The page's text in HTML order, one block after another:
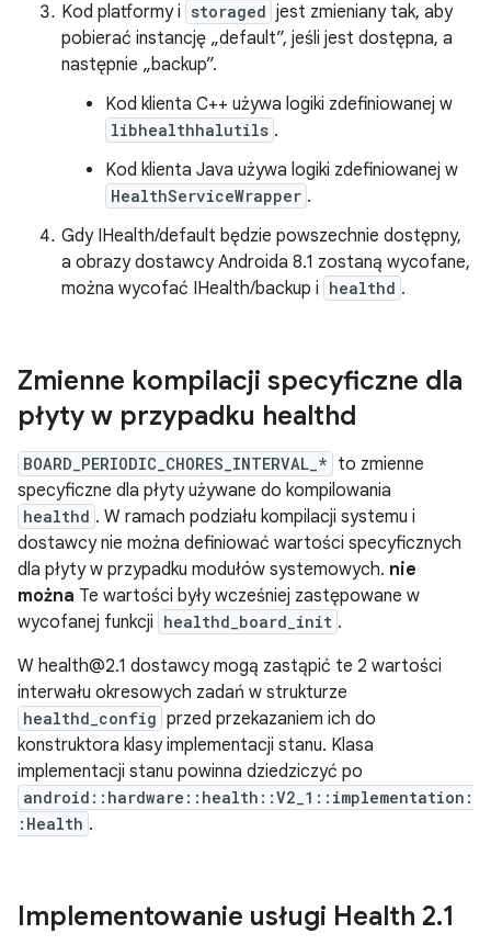
Kod platformy i storaged jest zmieniany tak, aby
pobierać instancję „default”, jeśli jest dostępna, a
następnie „backup”.
Kod klienta C++ używa logiki zdefiniowanej w
libhealthhalutils .
Kod klienta Java używa logiki zdefiniowanej w
HealthServiceWrapper .
Gdy IHealth/default będzie powszechnie dostępny,
a obrazy dostawcy Androida 8.1 zostaną wycofane,
można wycofać IHealth/backup i healthd .
Zmienne kompilacji specyficzne dla
płyty w przypadku healthd
BOARD_PERIODIC_CHORES_INTERVAL_* to zmienne
specyficzne dla płyty używane do kompilowania
healthd . W ramach podziału kompilacji systemu i
dostawcy nie można definiować wartości specyficznych
dla płyty w przypadku modułów systemowych. nie
można Te wartości były wcześniej zastępowane w
wycofanej funkcji healthd_board_init .
W health@2.1 dostawcy mogą zastąpić te 2 wartości
interwału okresowych zadań w strukturze
healthd_config przed przekazaniem ich do
konstruktora klasy implementacji stanu. Klasa
implementacji stanu powinna dziedziczyć po
android::hardware::health::V2_1::implementation:
:Health .
Implementowanie usługi Health 2.1